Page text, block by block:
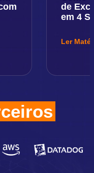
de
em 4
Ler